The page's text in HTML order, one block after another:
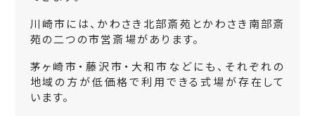
川崎市には、かわさき北部斎苑とかわさき南部斎
苑の二つの市営斎場があります。
茅ヶ崎市・藤沢市・大和市などにも、それぞれの
地域の方が低価格で利用できる式場が存在して
います。